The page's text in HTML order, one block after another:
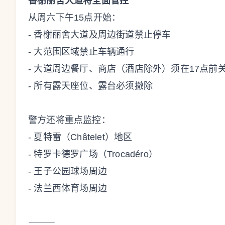
从周六下午15点开始：
- 香榭丽舍大道及周边街道禁止停车
- 大范围区域禁止车辆通行
- 大道周边餐厅、商店（酒店除外）须在17点前
- 所有露天座位、露台必须撤除
警方还将重点监控：
- 夏特雷（Châtelet）地区
- 特罗卡德罗广场（Trocadéro）
- 王子公园球场周边
- 法兰西体育场周边
⸻